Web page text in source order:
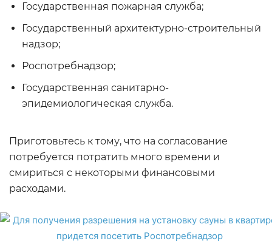
Государственная пожарная служба;
Государственный архитектурно-строительный
надзор;
Роспотребнадзор;
Государственная санитарно-
эпидемиологическая служба.
Приготовьтесь к тому, что на согласование
потребуется потратить много времени и
смириться с некоторыми финансовыми
расходами.